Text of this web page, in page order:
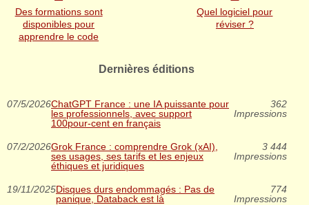
Des formations sont
disponibles pour
apprendre le code
Quel logiciel pour
réviser ?
Dernières éditions
07/5/2026ChatGPT France : une IA puissante pour
les professionnels, avec support
100pour-cent en français
362
Impressions
07/2/2026Grok France : comprendre Grok (xAI),
ses usages, ses tarifs et les enjeux
éthiques et juridiques
3 444
Impressions
19/11/2025Disques durs endommagés : Pas de
panique, Databack est là
774
Impressions